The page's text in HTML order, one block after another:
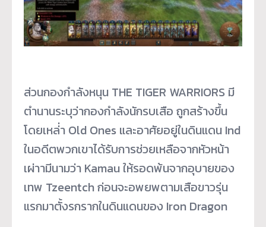
ส่วนกองกำลังหนุน THE TIGER WARRIORS มี
ตำนานระบุว่ากองกำลังนักรบเสือ ถูกสร้างขึ้น
โดยเหล่่า Old Ones และอาศัยอยู่ในดินแดน Ind
ในอดีตพวกเขาได้รับการช่วยเหลือจากหัวหน้า
เผ่าามีนามว่า Kamau ให้รอดพ้นจากอุบายของ
เทพ Tzeentch ก่อนจะอพยพตามเสือขาวรุ่น
แรกมาตั้งรกรากในดินแดนของ Iron Dragon